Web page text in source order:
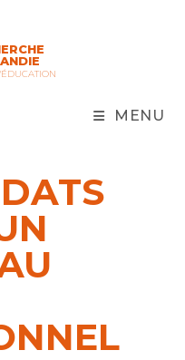
MENU